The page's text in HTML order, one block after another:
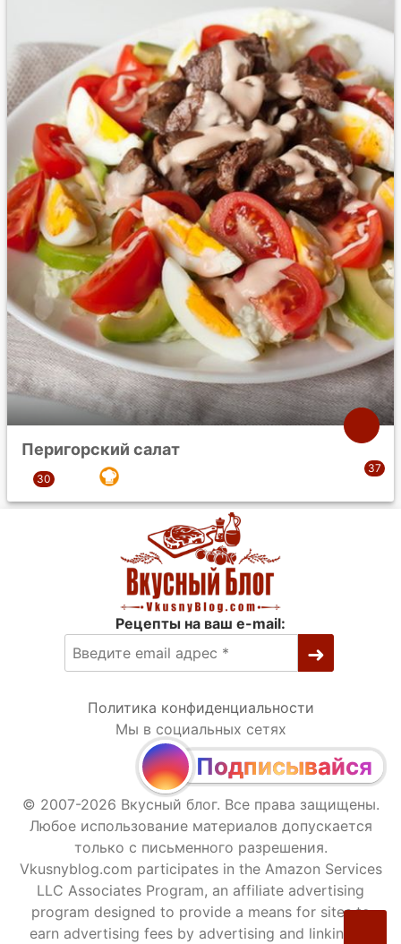
Перигорский салат
Рецепты на ваш e-mail:
Политика конфиденциальности
Мы в социальных сетях
Подписывайся
© 2007-2026 Вкусный блог. Все права защищены.
Любое использование материалов допускается
только с письменного разрешения.
Vkusnyblog.com participates in the Amazon Services
LLC Associates Program, an affiliate advertising
program designed to provide a means for sites to
earn advertising fees by advertising and linking to